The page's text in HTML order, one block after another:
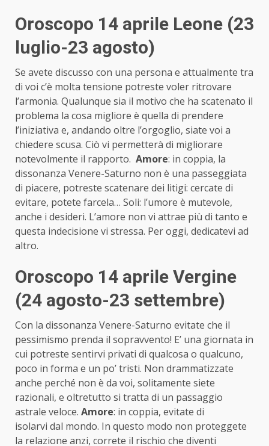
Oroscopo 14 aprile Leone (23
luglio-23 agosto)
Se avete discusso con una persona e attualmente tra
di voi c’è molta tensione potreste voler ritrovare
l’armonia. Qualunque sia il motivo che ha scatenato il
problema la cosa migliore è quella di prendere
l’iniziativa e, andando oltre l’orgoglio, siate voi a
chiedere scusa. Ciò vi permetterà di migliorare
notevolmente il rapporto. Amore: in coppia, la
dissonanza Venere-Saturno non è una passeggiata
di piacere, potreste scatenare dei litigi: cercate di
evitare, potete farcela… Soli: l’umore è mutevole,
anche i desideri. L’amore non vi attrae più di tanto e
questa indecisione vi stressa. Per oggi, dedicatevi ad
altro.
Oroscopo 14 aprile Vergine
(24 agosto-23 settembre)
Con la dissonanza Venere-Saturno evitate che il
pessimismo prenda il sopravvento! E’ una giornata in
cui potreste sentirvi privati di qualcosa o qualcuno,
poco in forma e un po’ tristi. Non drammatizzate
anche perché non è da voi, solitamente siete
razionali, e oltretutto si tratta di un passaggio
astrale veloce. Amore: in coppia, evitate di
isolarvi dal mondo. In questo modo non proteggete
la relazione anzi, correte il rischio che diventi